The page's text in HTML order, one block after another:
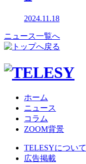
2024.11.18
ニュース一覧へ
ホーム
ニュース
コラム
ZOOM背景
TELESYについて
広告掲載